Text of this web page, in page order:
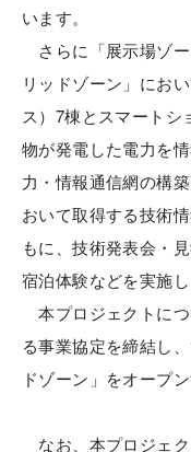
います。
さらに「展示場ゾ
リッドゾーン」にお
ス）7棟とスマートシ
物が発電した電力を
力・情報通信網の構
おいて取得する技術
もに、技術発表会・
宿泊体験などを実施し
本プロジェクトに
る事業協定を締結し
ドゾーン」をオープ
なお、本プロジェ